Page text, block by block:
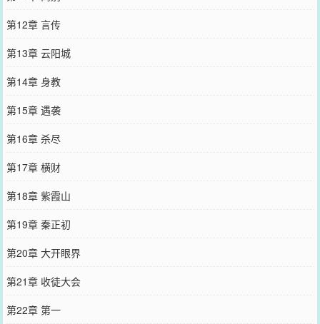
第12章 言传
第13章 云阳城
第14章 身教
第15章 遇袭
第16章 杀尽
第17章 横财
第18章 紫霞山
第19章 秦正初
第20章 大开眼界
第21章 收徒大会
第22章 第一